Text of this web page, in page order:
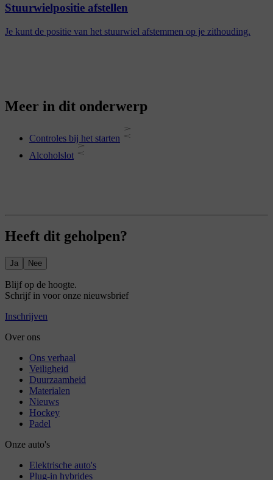
Stuurwielpositie afstellen
Je kunt de positie van het stuurwiel afstemmen op je zithouding.
Meer in dit onderwerp
Controles bij het starten
Alcoholslot
Heeft dit geholpen?
Ja Nee